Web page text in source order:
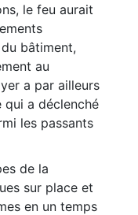
le feu aurait
bâtiment,
au
a par ailleurs
qui a déclenché
les passants
de la
sur place et
en un temps